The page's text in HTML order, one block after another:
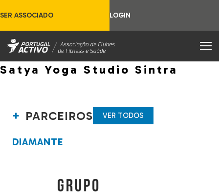
SER ASSOCIADO LOGIN
Satya Yoga Studio Sintra
PARCEIROS VER TODOS
DIAMANTE